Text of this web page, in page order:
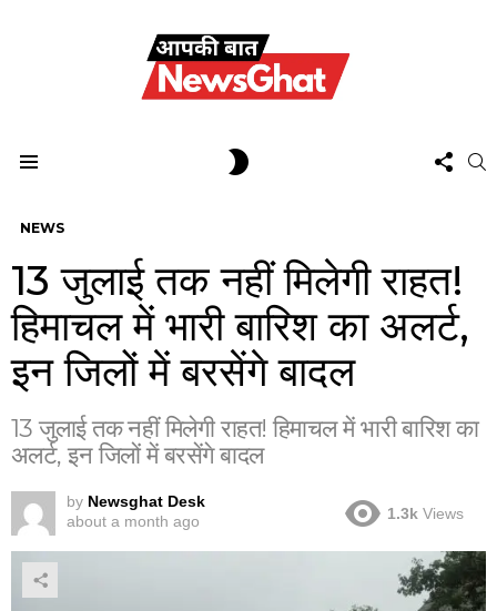
US
NEWS
13 जुलाई तक नहीं मिलेगी राहत!
हिमाचल में भारी बारिश का अलर्ट,
इन जिलों में बरसेंगे बादल
13 जुलाई तक नहीं मिलेगी राहत! हिमाचल में भारी बारिश का
अलर्ट, इन जिलों में बरसेंगे बादल
by Newsghat Desk
about a month ago
1.3k Views